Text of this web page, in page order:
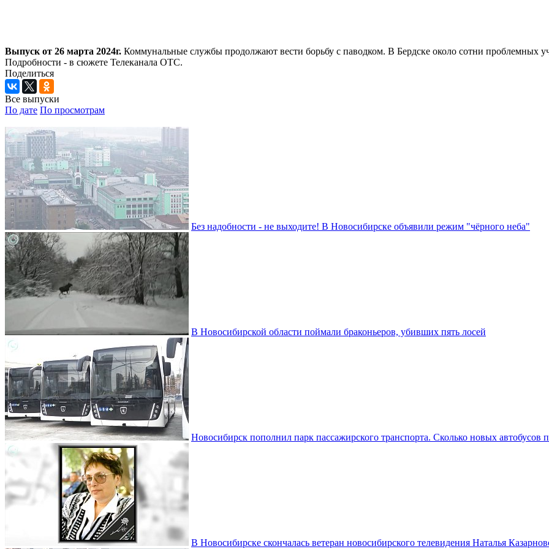
Выпуск от 26 марта 2024г. Коммунальные службы продолжают вести борьбу с паводком. В Бердске около сотни проблемных
Подробности - в сюжете Телеканала ОТС.
Поделиться
Все выпуски
По дате По просмотрам
Без надобности - не выходите! В Новосибирске объявили режим "чёрного неба"
В Новосибирской области поймали браконьеров, убивших пять лосей
Новосибирск пополнил парк пассажирского транспорта. Сколько новых автобусов
В Новосибирске скончалась ветеран новосибирского телевидения Наталья